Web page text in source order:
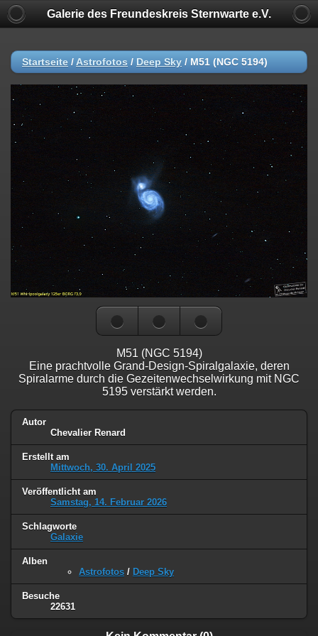
Galerie des Freundeskreis Sternwarte e.V.
Startseite / Astrofotos / Deep Sky / M51 (NGC 5194)
M51 (NGC 5194)
Eine prachtvolle Grand-Design-Spiralgalaxie, deren
Spiralarme durch die Gezeitenwechselwirkung mit NGC
5195 verstärkt werden.
Autor
Chevalier Renard
Erstellt am
Mittwoch, 30. April 2025
Veröffentlicht am
Samstag, 14. Februar 2026
Schlagworte
Galaxie
Alben
Astrofotos / Deep Sky
Besuche
22631